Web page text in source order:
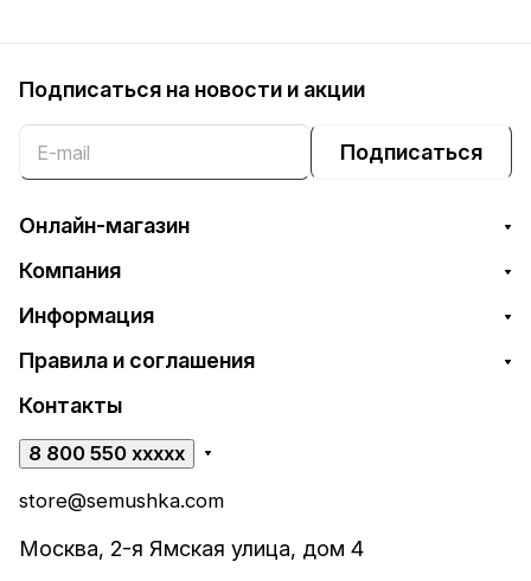
Подписаться на новости и акции
Подписаться
Онлайн-магазин
Компания
Информация
Правила и соглашения
Контакты
8 800 550 xxxxx
store@semushka.com
Москва, 2-я Ямская улица, дом 4